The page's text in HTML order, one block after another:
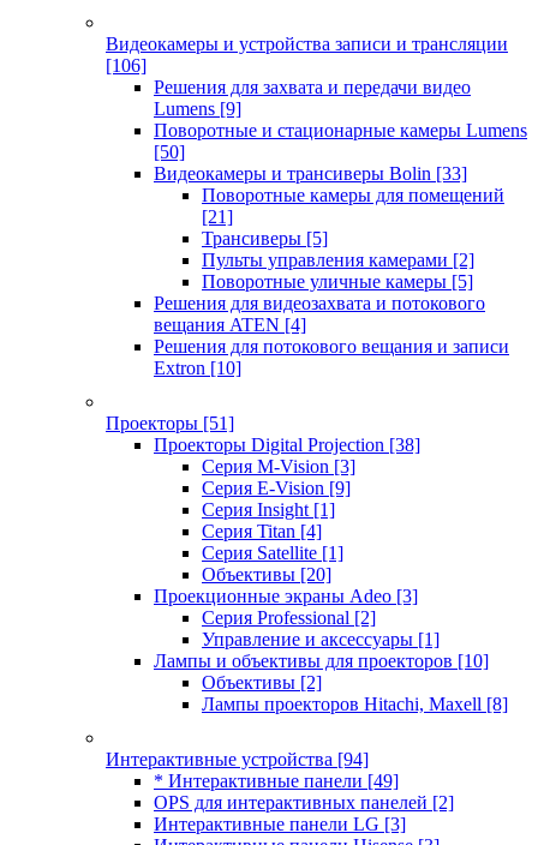
Видеокамеры и устройства записи и трансляции
[106]
Решения для захвата и передачи видео
Lumens [9]
Поворотные и стационарные камеры Lumens
[50]
Видеокамеры и трансиверы Bolin [33]
Поворотные камеры для помещений
[21]
Трансиверы [5]
Пульты управления камерами [2]
Поворотные уличные камеры [5]
Решения для видеозахвата и потокового
вещания ATEN [4]
Решения для потокового вещания и записи
Extron [10]
Проекторы [51]
Проекторы Digital Projection [38]
Серия M-Vision [3]
Серия E-Vision [9]
Серия Insight [1]
Серия Titan [4]
Серия Satellite [1]
Объективы [20]
Проекционные экраны Adeo [3]
Серия Professional [2]
Управление и аксессуары [1]
Лампы и объективы для проекторов [10]
Объективы [2]
Лампы проекторов Hitachi, Maxell [8]
Интерактивные устройства [94]
* Интерактивные панели [49]
OPS для интерактивных панелей [2]
Интерактивные панели LG [3]